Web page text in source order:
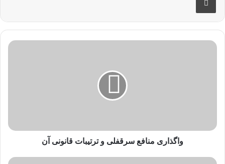
واگذاری منافع سرقفلی و ترتیبات قانونی آن